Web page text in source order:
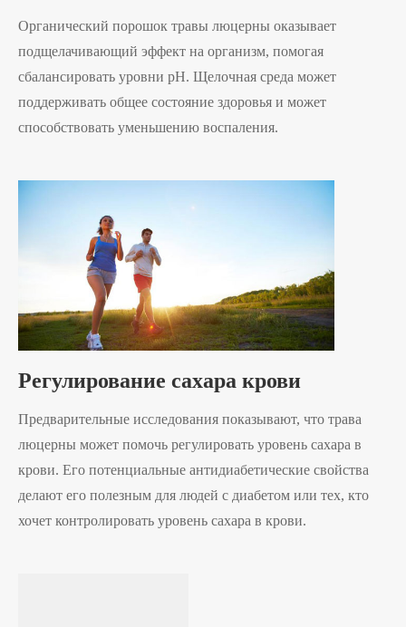
Органический порошок травы люцерны оказывает
подщелачивающий эффект на организм, помогая
сбалансировать уровни pH. Щелочная среда может
поддерживать общее состояние здоровья и может
способствовать уменьшению воспаления.
Регулирование сахара крови
Предварительные исследования показывают, что трава
люцерны может помочь регулировать уровень сахара в
крови. Его потенциальные антидиабетические свойства
делают его полезным для людей с диабетом или тех, кто
хочет контролировать уровень сахара в крови.